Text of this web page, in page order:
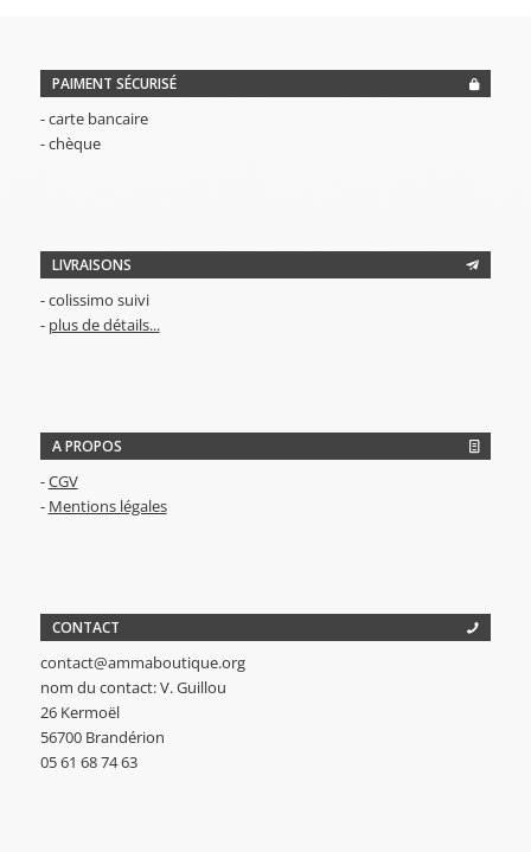
PAIMENT SÉCURISÉ
- carte bancaire
- chèque
LIVRAISONS
- colissimo suivi
- plus de détails...
A PROPOS
-CGV
- Mentions légales
CONTACT
contact@ammaboutique.org
nom du contact: V. Guillou
26 Kermoël
56700 Brandérion
05 61 68 74 63